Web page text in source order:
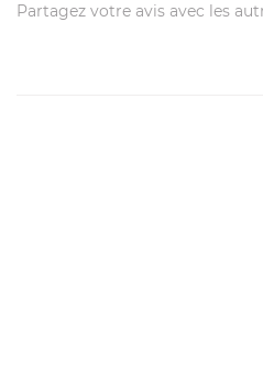
Partagez votre avis avec les